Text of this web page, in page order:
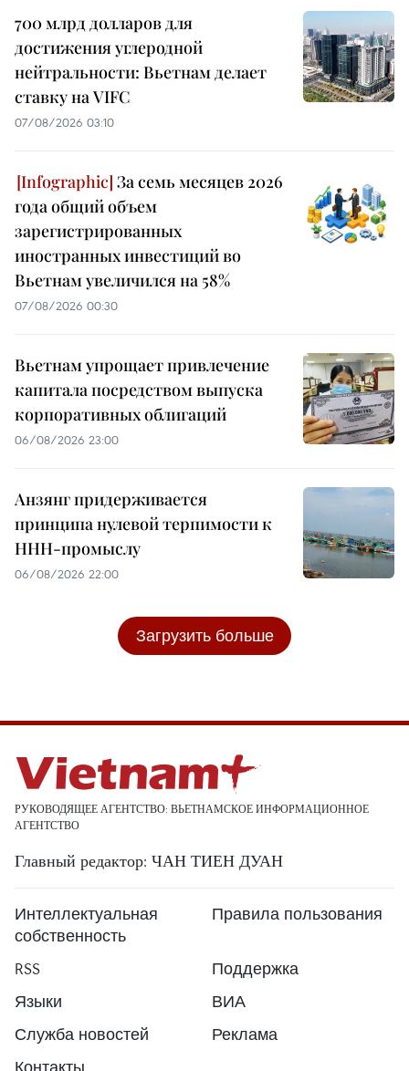
700 млрд долларов для
достижения углеродной
нейтральности: Вьетнам делает
ставку на VIFC
07/08/2026 03:10
За семь месяцев 2026
года общий объем
зарегистрированных
иностранных инвестиций во
Вьетнам увеличился на 58%
07/08/2026 00:30
Вьетнам упрощает привлечение
капитала посредством выпуска
корпоративных облигаций
06/08/2026 23:00
Анзянг придерживается
принципа нулевой терпимости к
ННН-промыслу
06/08/2026 22:00
Загрузить больше
РУКОВОДЯЩЕЕ АГЕНТСТВО: ВЬЕТНАМСКОЕ ИНФОРМАЦИОННОЕ
АГЕНТСТВО
Главный редактор: ЧАН ТИЕН ДУАН
Интеллектуальная
собственность
Правила пользования
RSS
Поддержка
Языки
ВИА
Служба новостей
Реклама
Контакты